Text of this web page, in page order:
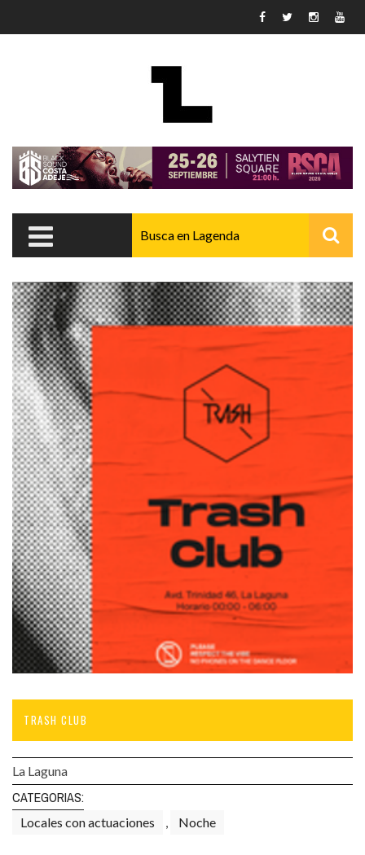
TRASH CLUB
La Laguna
CATEGORIAS:
Locales con actuaciones Noche